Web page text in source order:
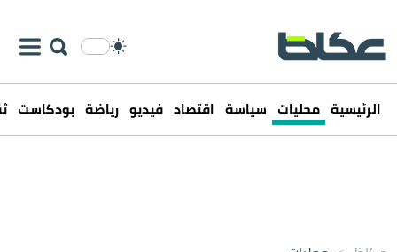
الرئيسية محليات سياسة اقتصاد فيديو رياضة بودكاست